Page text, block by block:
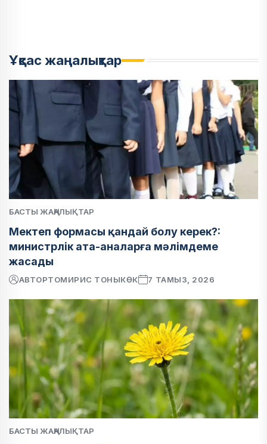
Ұқсас жаңалықтар
БАСТЫ ЖАҢАЛЫҚТАР
Мектеп формасы қандай болу керек?:
министрлік ата-аналарға мәлімдеме
жасады
АВТОРТОМИРИС ТОНЫКӨК 7 ТАМЫЗ, 2026
БАСТЫ ЖАҢАЛЫҚТАР